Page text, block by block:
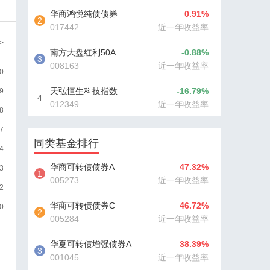
华商鸿悦纯债债券
017442
0.91%
近一年收益率
2
南方大盘红利50A
008163
-0.88%
近一年收益率
3
天弘恒生科技指数
（QDII）C
012349
-16.79%
近一年收益率
4
同类基金排行
华商可转债债券A
005273
47.32%
近一年收益率
1
华商可转债债券C
005284
46.72%
近一年收益率
2
华夏可转债增强债券A
001045
38.39%
近一年收益率
3